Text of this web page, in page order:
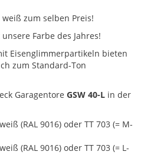
zum selben Preis!
Farbe des Jahres!
Eisenglimmerpartikeln bieten
zum Standard-Ton
Garagentore GSW 40-L in der
(RAL 9016) oder TT 703 (= M-
(RAL 9016) oder TT 703 (= L-